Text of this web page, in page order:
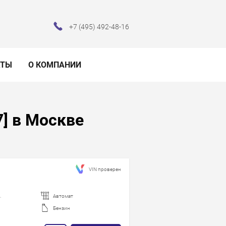
+7 (495) 492-48-16
О КОМПАНИИ
в Москве
Автомат
Бензин
VIN проверен